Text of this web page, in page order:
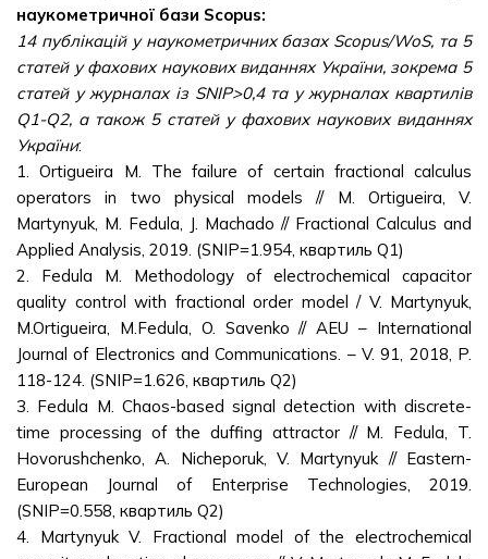
наукометричної бази Scopus:
14 публікацій у наукометричних базах Scopus/WoS, та 5
статей у фахових наукових виданнях України, зокрема 5
статей у журналах із SNIP>0,4та у журналах квартилів
Q1-Q2, а також 5 статей у фахових наукових виданнях
України:
1. Ortigueira M. The failure of certain fractional calculus
operators in two physical models // M. Ortigueira, V.
Martynyuk, M. Fedula, J. Machado // Fractional Calculus and
Applied Analysis, 2019. (SNIP=1.954, квартиль Q1)
2. Fedula M. Methodology of electrochemical capacitor
quality control with fractional order model / V. Martynyuk,
M.Ortigueira, M.Fedula, O. Savenko // AEU – International
Journal of Electronics and Communications. – V. 91, 2018, P.
118-124. (SNIP=1.626, квартиль Q2)
3. Fedula M. Chaos-based signal detection with discrete-
time processing of the duffing attractor // M. Fedula, T.
Hovorushchenko, A. Nicheporuk, V. Martynyuk // Eastern-
European Journal of Enterprise Technologies, 2019.
(SNIP=0.558, квартиль Q2)
4. Martynyuk V. Fractional model of the electrochemical